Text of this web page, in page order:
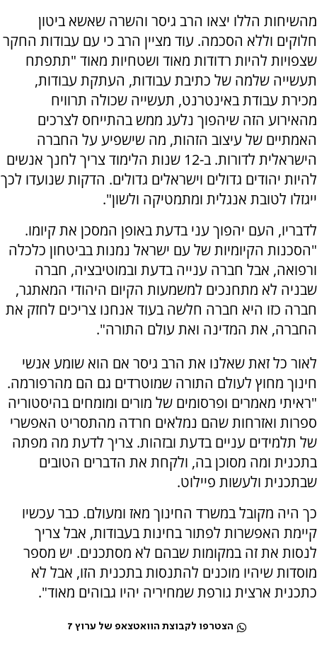
מהשיחות הללו יצאו הרב גיסר והשרה שאשא ביטון
חלוקים וללא הסכמה. עוד מציין הרב כי עם עבודות החקר
שצפויות להיות רדודות מאוד ושטחיות מאוד "תתפתח
תעשייה שלמה של כתיבת עבודות, העתקת עבודות,
מכירת עבודת באינטרנט, תעשייה שכולה תרוויח
מהאירוע הזה שיהפוך נלעג ממש בהתייחס לצרכים
האמתיים של עיצוב הזהות, מה שישפיע על החברה
הישראלית לדורות. ב-12 שנות הלימוד צריך לחנך אנשים
להיות יהודים גדולים וישראלים גדולים. הדקות שנועדו לכך
ייגזלו לטובת אנגלית ומתמטיקה ולשון".
לדבריו, העם יהפוך עני בדעת באופן המסכן את קיומו.
"הסכנות הקיומיות של עם ישראל נמנות בביטחון כלכלה
ורפואה, אבל חברה ענייה בדעת ובמוטיבציה, חברה
שבניה לא מתחנכים למשמעות הקיום היהודי המאתגר,
חברה כזו היא חברה חלשה בעוד אנחנו צריכים לחזק את
החברה, את המדינה ואת עולם התורה".
לאור כל זאת שאלנו את הרב גיסר אם הוא שומע אנשי
חינוך מחוץ לעולם התורה שמוטרדים גם הם מהרפורמה.
"ראיתי מאמרים ופרסומים של מורים ומומחים בהיסטוריה
ספרות ואזרחות שהם נמלאים חרדה מהתסריט האפשרי
של תלמידים עניים בדעת ובזהות. צריך לדעת מה מפתה
בתכנית ומה מסוכן בה, ולקחת את הדברים הטובים
שבתכנית ולעשות פיילוט.
כך היה מקובל במשרד החינוך מאז ומעולם. כבר עכשיו
קיימת האפשרות לפתור בחינות בעבודות, אבל צריך
לנסות את זה במקומות שבהם לא מסתכנים. יש מספר
מוסדות שיהיו מוכנים להתנסות בתכנית הזו, אבל לא
כתכנית ארצית גורפת שמחיריה יהיו גבוהים מאוד".
הצטרפו לקבוצת הוואטצאפ של ערוץ 7